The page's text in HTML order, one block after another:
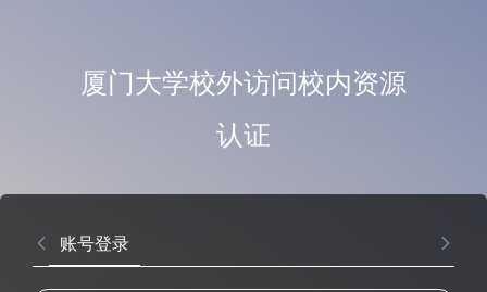
厦门大学校外访问校内资源
认证
账号登录